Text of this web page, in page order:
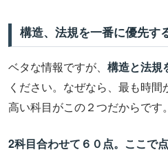
構造、法規を一番に優先す
ベタな情報ですが、 構造と法規
ください。なぜなら、最も時
高い科目がこの２つだからです。
2科目合わせて６０点。ここで